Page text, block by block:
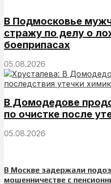
В Подмосковье
стражу по делу о
боеприпасах
05.08.2026
В Домодедове
по очистке после
05.08.2026
В Москве задержали
мошенничестве с